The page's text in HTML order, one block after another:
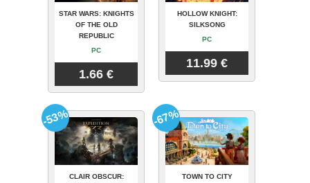
STAR WARS: KNIGHTS
OF THE OLD
REPUBLIC
PC
1.66 €
HOLLOW KNIGHT:
SILKSONG
PC
11.99 €
CLAIR OBSCUR:
-53%
TOWN TO CITY
-67%